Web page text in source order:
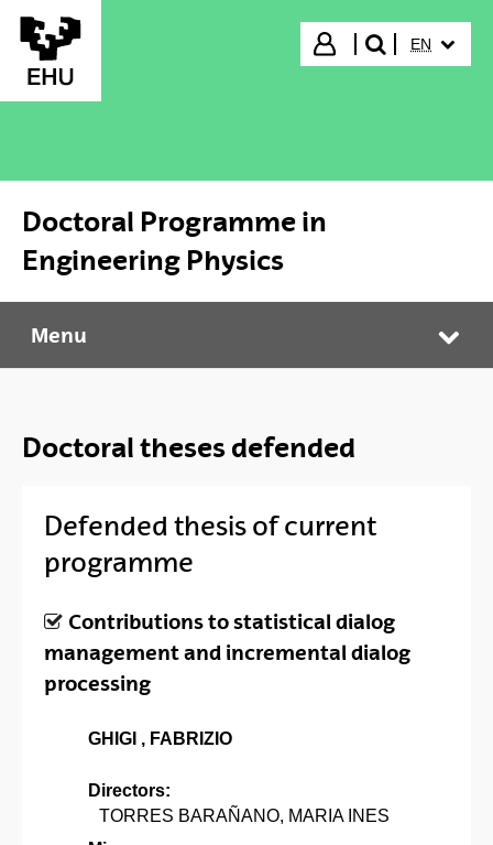
Skip to Main Content
Login
search"
EN
Doctoral Programme in
Engineering Physics
Doctoral Programme in Engineering Physics
Menu
Doctoral theses defended
Defended thesis of current
programme
Contributions to statistical dialog
management and incremental dialog
processing
GHIGI , FABRIZIO
Directors:
TORRES BARAÑANO, MARIA INES